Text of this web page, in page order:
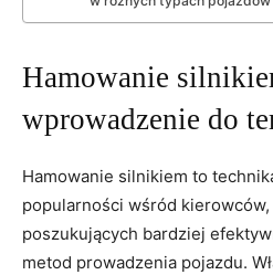
Hamowanie
wprowadzenie do
Hamowanie silnikiem to
popularności wśród kierowców,
poszukujących bardziej
metod prowadzenia pojazdu.